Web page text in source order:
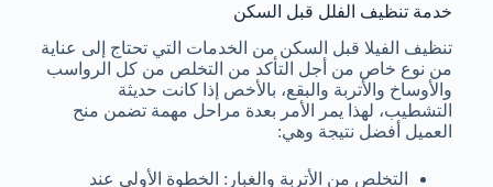
خدمة تنظيف الفلل قبل السكن
تنظيف الفيلا قبل السكن من الخدمات التي تحتاج إلى عناية
من نوع خاص من أجل التأكد من التخلص من كل الرواسب
والأوساخ والأتربة والبقع، بالأخص إذا كانت حديثة
التشطيب، لهذا يمر الأمر بعدة مراحل مهمة تضمن منح
العميل أفضل نتيجة وهي:
التخلص من الأتربة والغبار: الخطوة الأولى عند